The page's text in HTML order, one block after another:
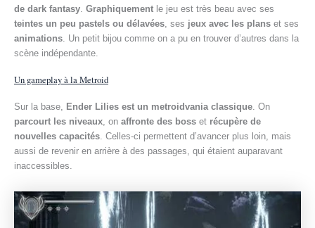
de dark fantasy Graphiquement le jeu est très beau avec ses
teintes un peu pastels ou délavées , ses jeux avec les plans et ses
animations . Un petit bijou comme on a pu en trouver d’autres dans la
scène indépendante.
Un gameplay à la Metroid
Sur la base, Ender Lilies est un metroidvania classique. On
parcourt les niveaux, on affronte des boss et récupère de
nouvelles capacités. Celles-ci permettent d’avancer plus loin, mais
aussi de revenir en arrière à des passages, qui étaient auparavant
inaccessibles.